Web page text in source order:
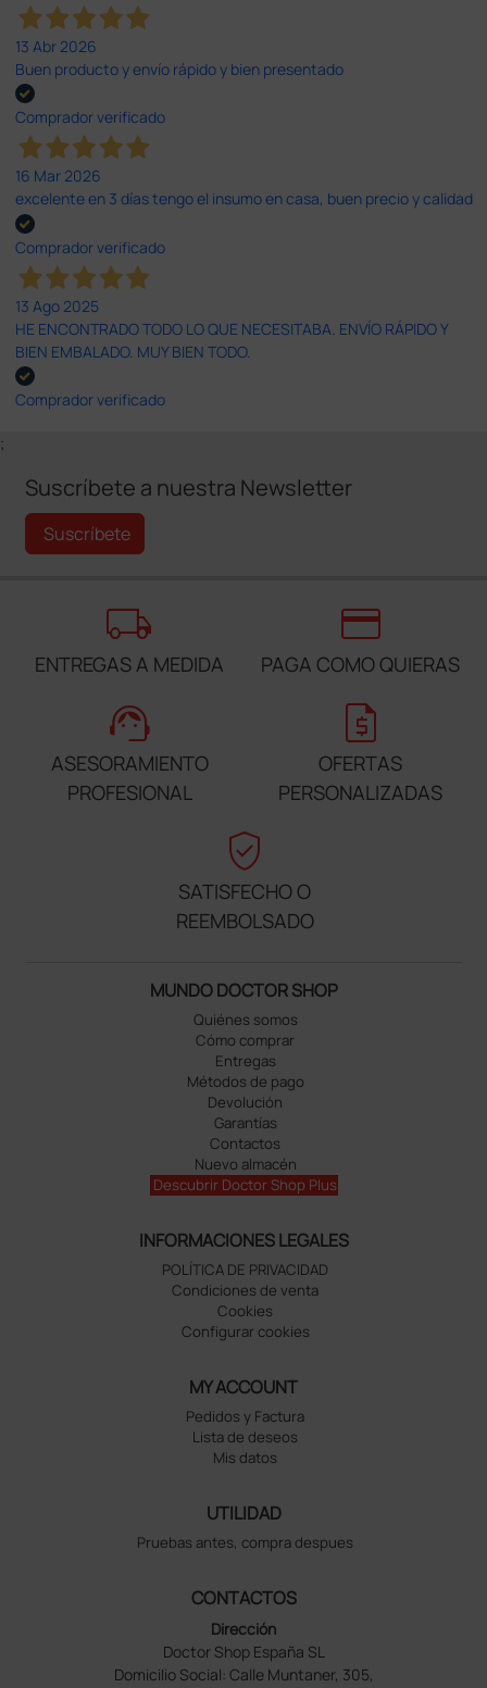
13 Abr 2026
Buen producto y envío rápido y bien presentado
Comprador verificado
16 Mar 2026
excelente en 3 días tengo el insumo en casa, buen precio y calidad
Comprador verificado
13 Ago 2025
HE ENCONTRADO TODO LO QUE NECESITABA. ENVÍO RÁPIDO Y
BIEN EMBALADO. MUY BIEN TODO.
Comprador verificado
;
Suscríbete a nuestra Newsletter
Suscríbete
local_shipping
ENTREGAS A MEDIDA
credit_card
PAGA COMO QUIERAS
support_agent
ASESORAMIENTO
PROFESIONAL
request_quote
OFERTAS
PERSONALIZADAS
verified_user
SATISFECHO O
REEMBOLSADO
MUNDO DOCTOR SHOP
Quiénes somos
Cómo comprar
Entregas
Métodos de pago
Devolución
Garantías
Contactos
Nuevo almacén
Descubrir Doctor Shop Plus
INFORMACIONES LEGALES
POLÍTICA DE PRIVACIDAD
Condiciones de venta
Cookies
Configurar cookies
MY ACCOUNT
Pedidos y Factura
Lista de deseos
Mis datos
UTILIDAD
Pruebas antes, compra despues
CONTACTOS
Dirección
Doctor Shop España SL
Domicilio Social: Calle Muntaner, 305,